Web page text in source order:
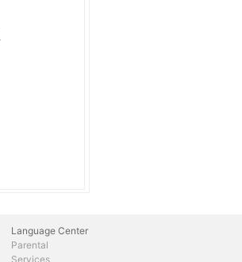
Parental
Services
Language Center